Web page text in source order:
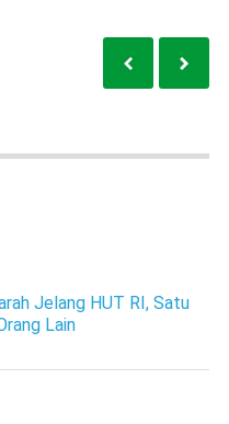
Jelang HUT RI, Satu
Lain